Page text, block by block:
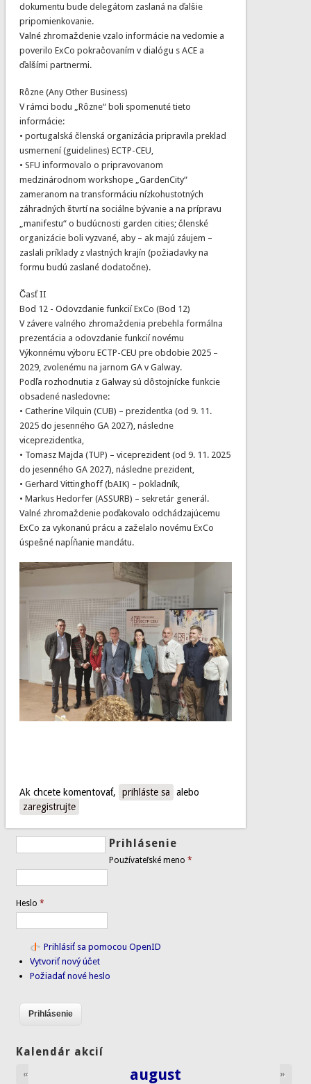
dokumentu bude delegátom zaslaná na ďalšie
pripomienkovanie.
Valné zhromaždenie vzalo informácie na vedomie a
poverilo ExCo pokračovaním v dialógu s ACE a
ďalšími partnermi.
Rôzne (Any Other Business)
V rámci bodu „Rôzne“ boli spomenuté tieto
informácie:
• portugalská členská organizácia pripravila preklad
usmernení (guidelines) ECTP-CEU,
• SFU informovalo o pripravovanom
medzinárodnom workshope „GardenCity“
zameranom na transformáciu nízkohustotných
záhradných štvrtí na sociálne bývanie a na prípravu
„manifestu“ o budúcnosti garden cities; členské
organizácie boli vyzvané, aby – ak majú záujem –
zaslali príklady z vlastných krajín (požiadavky na
formu budú zaslané dodatočne).
Časť II
Bod 12 - Odovzdanie funkcií ExCo (Bod 12)
V závere valného zhromaždenia prebehla formálna
prezentácia a odovzdanie funkcií novému
Výkonnému výboru ECTP-CEU pre obdobie 2025 –
2029, zvolenému na jarnom GA v Galway.
Podľa rozhodnutia z Galway sú dôstojnícke funkcie
obsadené nasledovne:
• Catherine Vilquin (CUB) – prezidentka (od 9. 11.
2025 do jesenného GA 2027), následne
viceprezidentka,
• Tomasz Majda (TUP) – viceprezident (od 9. 11. 2025
do jesenného GA 2027), následne prezident,
• Gerhard Vittinghoff (bAIK) – pokladník,
• Markus Hedorfer (ASSURB) – sekretár generál.
Valné zhromaždenie poďakovalo odchádzajúcemu
ExCo za vykonanú prácu a zaželalo novému ExCo
úspešné napĺňanie mandátu.
Ak chcete komentovať, prihláste sa
alebo
zaregistrujte
Prihlásenie
Používateľské meno*
Heslo*
Prihlásiť sa pomocou OpenID
Vytvoriť nový účet
Požiadať nové heslo
Kalendár akcií
august
« »